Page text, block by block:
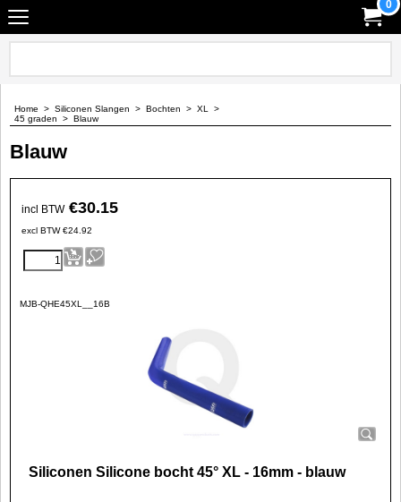
0
Home > Siliconen Slangen > Bochten > XL
>
45 graden > Blauw
Blauw
incl BTW €30.15
excl BTW €24.92
MJB-QHE45XL__16B
Siliconen Silicone bocht 45° XL - 16mm - blauw